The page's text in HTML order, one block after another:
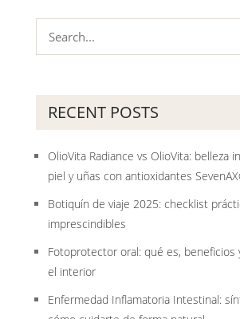
RECENT POSTS
OlioVita Radiance vs OlioVita: belleza
piel y uñas con antioxidantes
Botiquín de viaje 2025: checklist
imprescindibles
Fotoprotector oral: qué es, beneficios
el interior
Enfermedad Inflamatoria Intestinal: